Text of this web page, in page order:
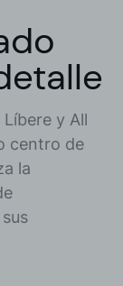
y All
centro de
la